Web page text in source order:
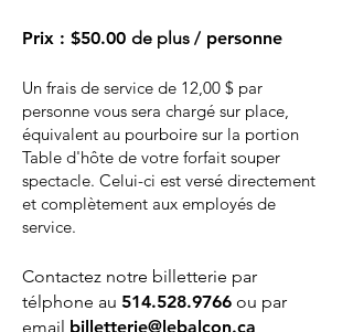
Prix : $50.00 de plus / personne
Un frais de service de 12,00 $ par
personne vous sera chargé sur place,
équivalent au pourboire sur la portion
Table d'hôte de votre forfait souper
spectacle. Celui-ci est versé directement
et complètement aux employés de
service.
Contactez notre billetterie par
télphone au 514.528.9766 ou par
email billetterie@lebalcon.ca